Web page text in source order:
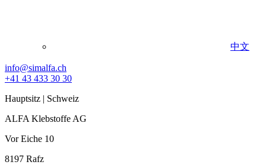
中文
info@simalfa.ch
+41 43 433 30 30
Hauptsitz | Schweiz
ALFA Klebstoffe AG
Vor Eiche 10
8197 Rafz